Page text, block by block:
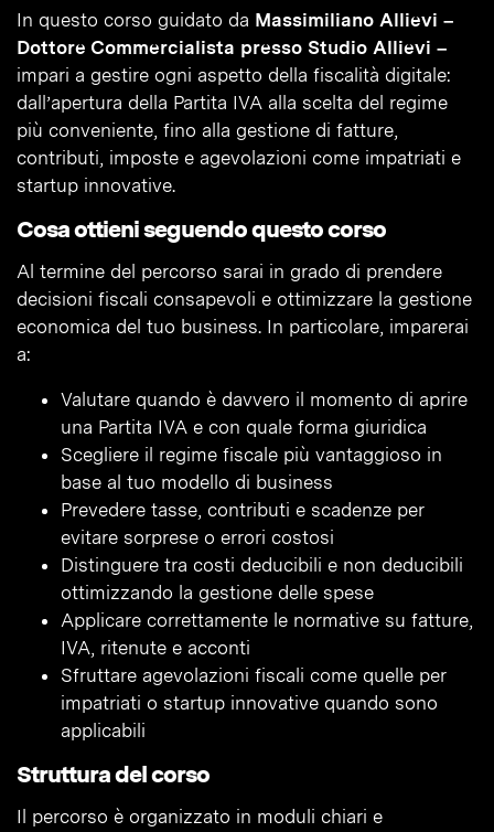
In questo corso guidato da Massimiliano Allievi –
Dottore Commercialista presso Studio Allievi –
impari a gestire ogni aspetto della fiscalità digitale:
dall’apertura della Partita IVA alla scelta del regime
più conveniente, fino alla gestione di fatture,
contributi, imposte e agevolazioni come impatriati e
startup innovative.
Cosa ottieni seguendo questo corso
Al termine del percorso sarai in grado di prendere
decisioni fiscali consapevoli e ottimizzare la gestione
economica del tuo business. In particolare, imparerai
a:
Valutare quando è davvero il momento di aprire
una Partita IVA e con quale forma giuridica
Scegliere il regime fiscale più vantaggioso in
base al tuo modello di business
Prevedere tasse, contributi e scadenze per
evitare sorprese o errori costosi
Distinguere tra costi deducibili e non deducibili
ottimizzando la gestione delle spese
Applicare correttamente le normative su fatture,
IVA, ritenute e acconti
Sfruttare agevolazioni fiscali come quelle per
impatriati o startup innovative quando sono
applicabili
Struttura del corso
Il percorso è organizzato in moduli chiari e